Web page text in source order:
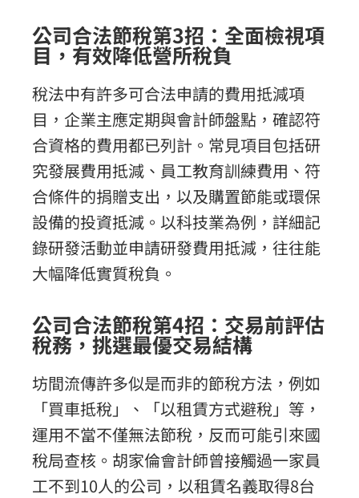
公司合法節稅第3招：全面檢視項
目，有效降低營所稅負
稅法中有許多可合法申請的費用抵減項
目，企業主應定期與會計師盤點，確認符
合資格的費用都已列計。常見項目包括研
究發展費用抵減、員工教育訓練費用、符
合條件的捐贈支出，以及購置節能或環保
設備的投資抵減。以科技業為例，詳細記
錄研發活動並申請研發費用抵減，往往能
大幅降低實質稅負。
公司合法節稅第4招：交易前評估
稅務，挑選最優交易結構
坊間流傳許多似是而非的節稅方法，例如
「買車抵稅」、「以租賃方式避稅」等，
運用不當不僅無法節稅，反而可能引來國
稅局查核。胡家倫會計師曾接觸過一家員
工不到10人的公司，以租賃名義取得8台